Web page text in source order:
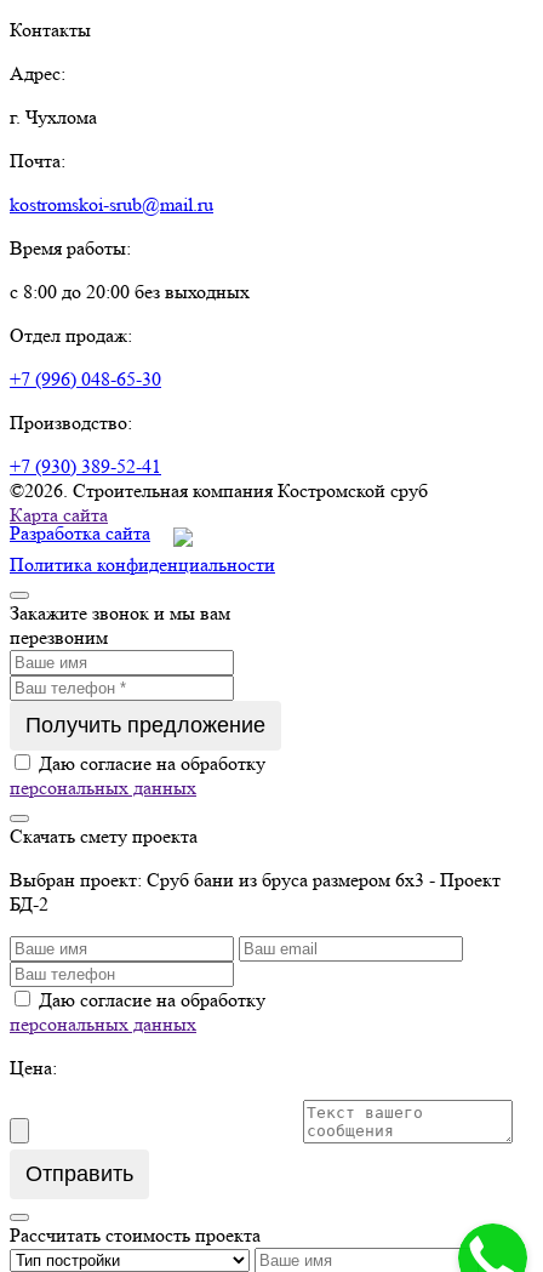
Контакты
Адрес:
г. Чухлома
Почта:
kostromskoi-srub@mail.ru
Время работы:
с 8:00 до 20:00 без выходных
Отдел продаж:
+7 (996) 048-65-30
Производство:
+7 (930) 389-52-41
©2026. Строительная компания Костромской сруб
Карта сайта
Разработка сайта
Политика конфиденциальности
Закажите звонок и мы вам
перезвоним
Получить предложение
Даю согласие на обработку
персональных данных
Скачать смету проекта
Выбран проект: Сруб бани из бруса размером 6х3 - Проект
БД-2
Даю согласие на обработку
персональных данных
Цена:
Отправить
Рассчитать стоимость проекта